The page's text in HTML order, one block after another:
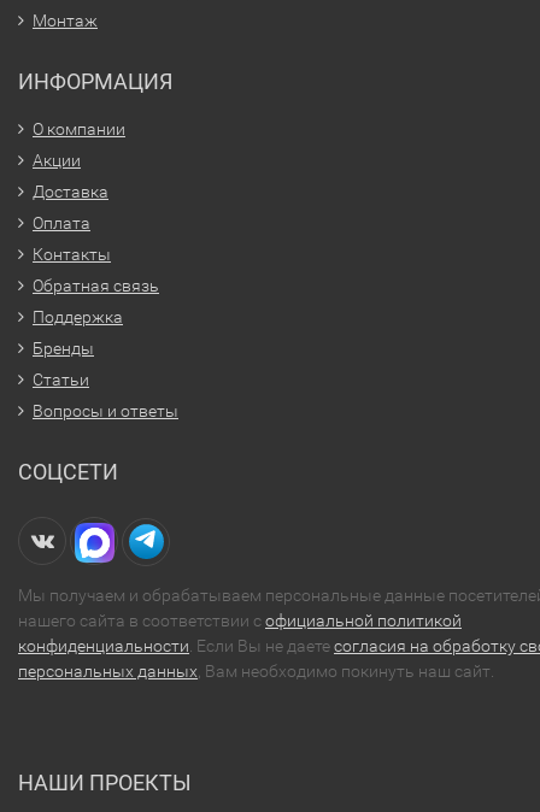
Монтаж
ИНФОРМАЦИЯ
О компании
Акции
Доставка
Оплата
Контакты
Обратная связь
Поддержка
Бренды
Статьи
Вопросы и ответы
СОЦСЕТИ
Мы получаем и обрабатываем персональные данные
нашего сайта в соответствии софициальной политикой
конфиденциальности . Если Вы не даетесогласия на обработку
персональных данных , Вам необходимо покинуть наш сайт.
НАШИ ПРОЕКТЫ